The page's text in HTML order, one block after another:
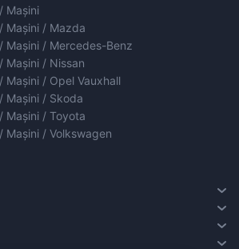
Mașini
Mașini / Mazda
Mașini / Mercedes-Benz
Mașini / Nissan
Mașini / Opel Vauxhall
Mașini / Skoda
Mașini / Toyota
Mașini / Volkswagen